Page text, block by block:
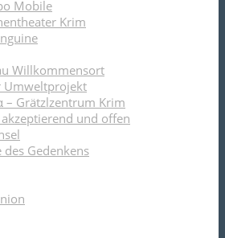
Mobile
Krim
Willkommensort
Umweltprojekt
– Grätzlzentrum Krim
und offen
des Gedenkens